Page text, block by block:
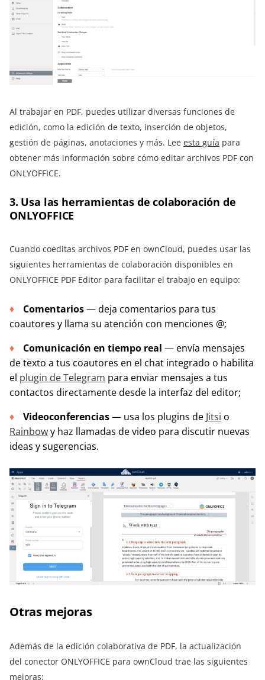
Al trabajar en PDF, puedes utilizar diversas funciones de
edición, como la edición de texto, inserción de objetos,
gestión de páginas, anotaciones y más. Lee esta guía para
obtener más información sobre cómo editar archivos PDF con
ONLYOFFICE.
3. Usa las herramientas de colaboración de
ONLYOFFICE
Cuando coeditas archivos PDF en ownCloud, puedes usar las
siguientes herramientas de colaboración disponibles en
ONLYOFFICE PDF Editor para facilitar el trabajo en equipo:
Comentarios— deja comentarios para tus
coautores y llama su atención con menciones @;
Comunicación en tiempo real — envía mensajes
de texto a tus coautores en el chat integrado o habilita
el plugin de Telegram para enviar mensajes a tus
contactos directamente desde la interfaz del editor;
Videoconferencias— usa los plugins de Jitsi o
Rainbowy haz llamadas de video para discutir nuevas
ideas y sugerencias.
Otras mejoras
Además de la edición colaborativa de PDF, la actualización
del conector ONLYOFFICE para ownCloud trae las siguientes
mejoras: